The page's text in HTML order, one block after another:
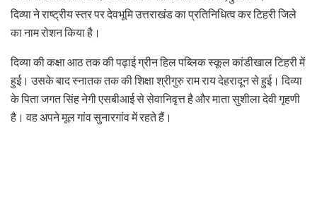
दिव्या ने राष्ट्रीय स्तर पर देवभूमि उत्तराखंड का प्रतिनिधित्व कर टिहरी जिले
का नाम रोशन किया है।
दिव्या की कक्षा आठ तक की पढ़ाई ग्रीन हिल पब्लिक स्कूल कांडीखाल टिहरी में
हुई। उसके बाद स्नातक तक की शिक्षा श्रीगुरु राम राय देहरादून से हुई। दिव्या
के पिता जगत सिंह नेगी एसबीआई से सेवानिवृत्त है और माता सुशीला देवी गृहणी
है। वह अपने मूल गांव सुनारगांव में रहते हैं।